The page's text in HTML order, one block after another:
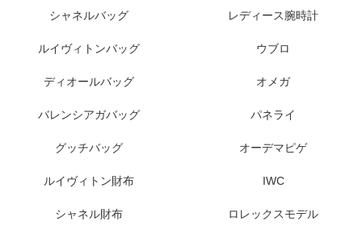
シャネルバッグ
ルイヴィトンバッグ
ディオールバッグ
バレンシアガバッグ
グッチバッグ
ルイヴィトン財布
シャネル財布
レディース腕時計
ウブロ
オメガ
パネライ
オーデマピゲ
IWC
ロレックスモデル